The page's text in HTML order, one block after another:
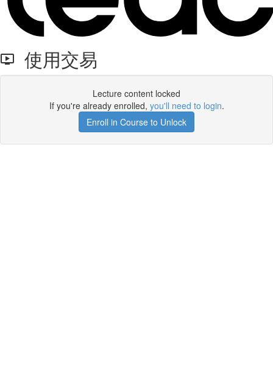
使用交易
Lecture content locked
If you're already enrolled, you'll need to login.
Enroll in Course to Unlock